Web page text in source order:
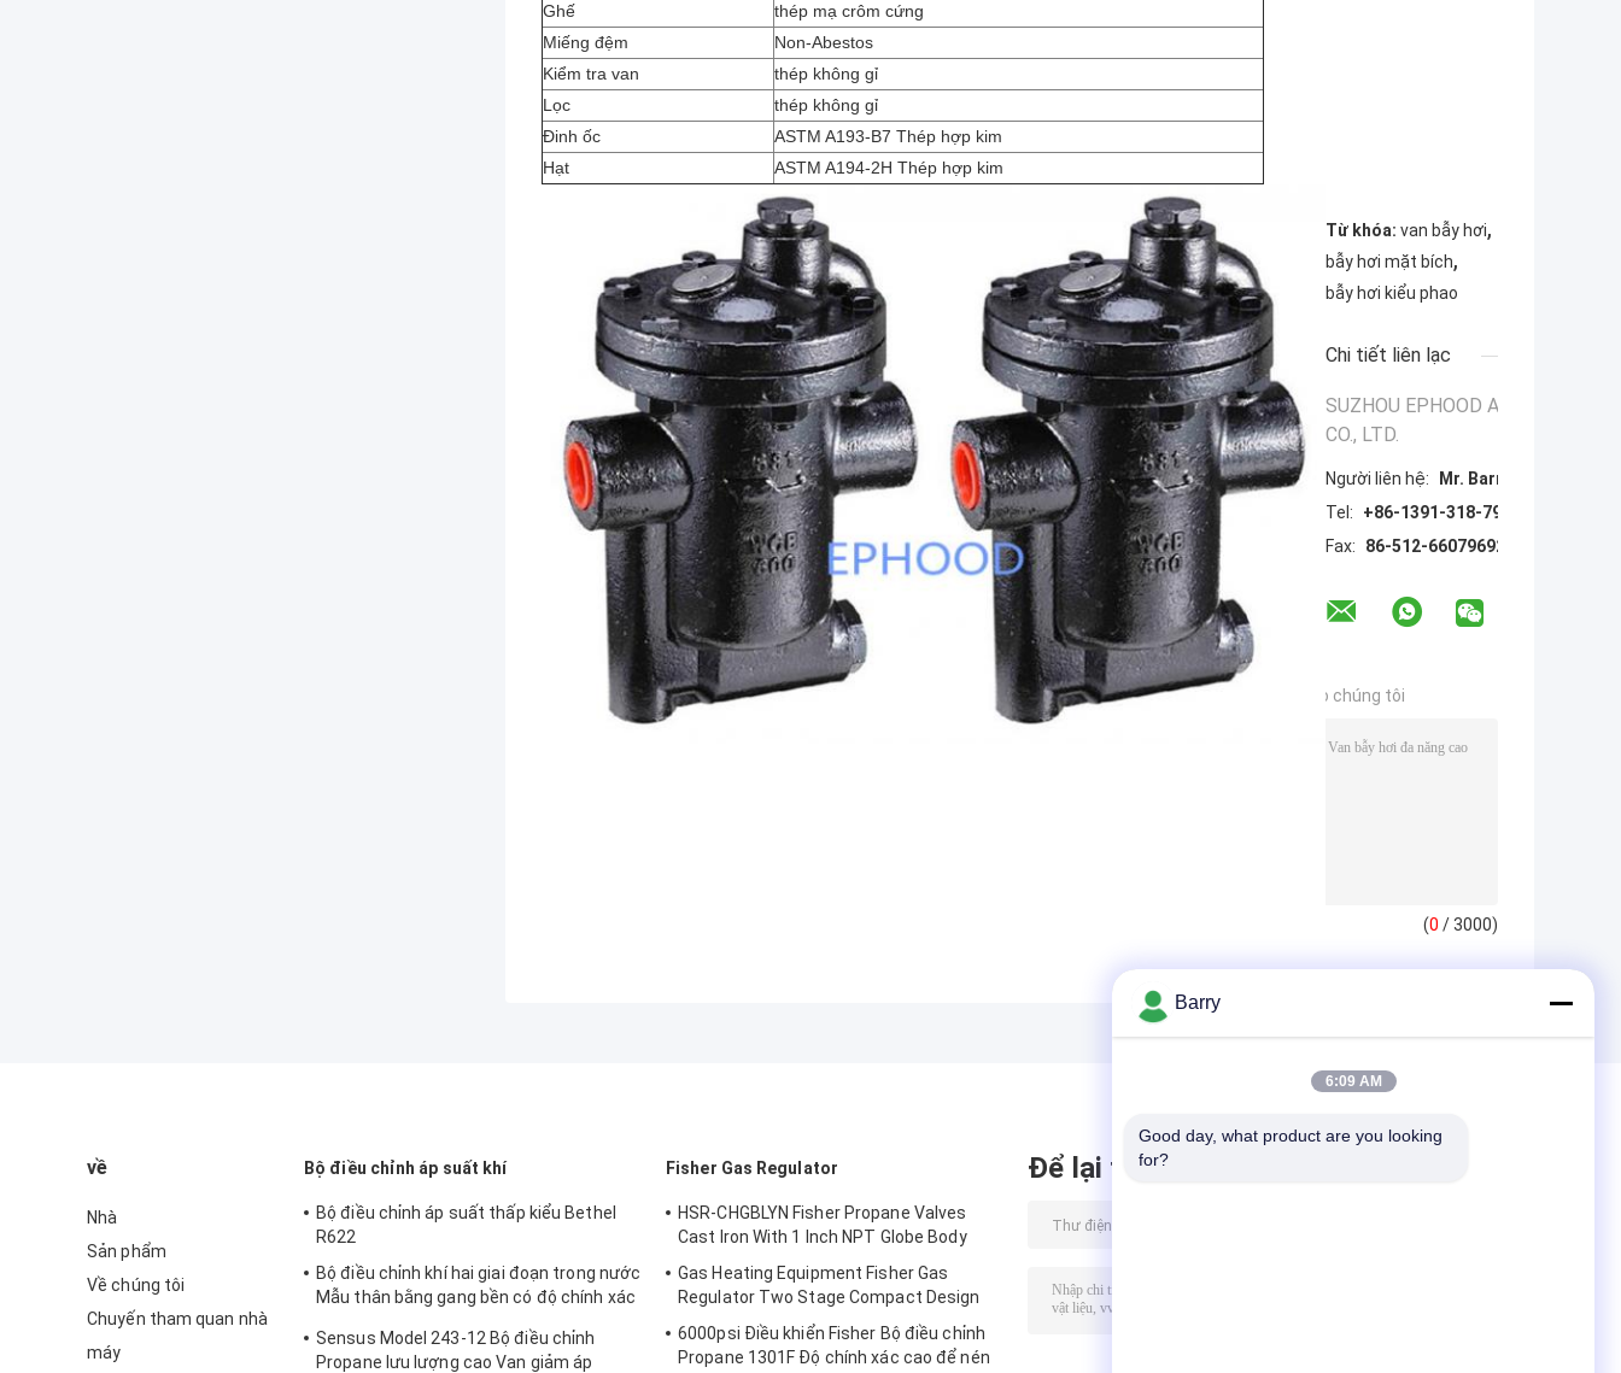
Ghế
thép mạ crôm cứng
Miếng đệm
Non-Abestos
Kiểm tra van
thép không gỉ
Lọc
thép không gỉ
Đinh ốc
ASTM A193-B7 Thép hợp kim
Hạt
ASTM A194-2H Thép hợp kim
Từ khóa: van bẫy hơi,
bẫy hơi mặt bích,
bẫy hơi kiểu phao
Chi tiết liên lạc
SUZHOU EPHOOD AUTOMATION
CO., LTD.
Người liên hệ:
Mr. Barry Wang
Tel:
+86-1391-318-7965
Fax:
86-512-66079692
Gửi yêu cầu thông tin của bạn trực tiếp cho chúng tôi
(0 / 3000)
về
Nhà
Sản phẩm
Về chúng tôi
Chuyến tham quan nhà
máy
Bộ điều chỉnh áp suất khí
Bộ điều chỉnh áp suất thấp kiểu Bethel
R622
Bộ điều chỉnh khí hai giai đoạn trong nước
Mẫu thân bằng gang bền có độ chính xác
Sensus Model 243-12 Bộ điều chỉnh
Propane lưu lượng cao Van giảm áp
Fisher Gas Regulator
HSR-CHGBLYN Fisher Propane Valves
Cast Iron With 1 Inch NPT Globe Body
Gas Heating Equipment Fisher Gas
Regulator Two Stage Compact Design
6000psi Điều khiển Fisher Bộ điều chỉnh
Propane 1301F Độ chính xác cao để nén
Để lại tin nhắn
Barry
6:09 AM
Good day, what product are you looking
for?